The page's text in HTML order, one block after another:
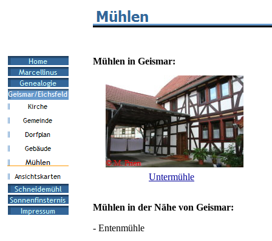
Mühlen in Geismar:
Untermühle
Mühlen in der Nähe von Geismar:
- Entenmühle